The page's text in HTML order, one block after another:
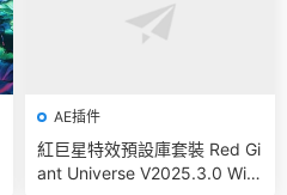
AE插件
紅巨星特效預設庫套裝 Red Gi
ant Universe V2025.3.0 Win/